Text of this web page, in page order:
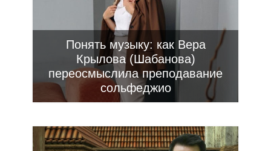
Понять музыку: как Вера
Крылова (Шабанова)
переосмыслила преподавание
сольфеджио